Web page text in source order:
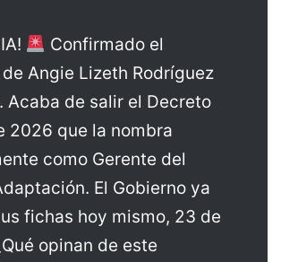
Confirmado el
Angie Lizeth Rodríguez
Acaba de salir el Decreto
2026 que la nombra
como Gerente del
El Gobierno ya
fichas hoy mismo, 23 de
opinan de este